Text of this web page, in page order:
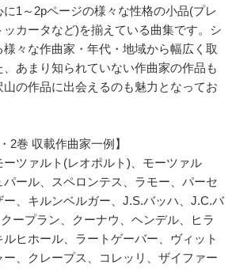
1～2pページの様々な性格の小品(プレ
ッカータなど)を揃えている曲集です。シ
様々な作曲家・年代・地域から幅広く取
、あまり知られていない作曲家の作品も
の作品に出会えるのも魅力となってお
2巻 収載作曲家一例】
ツァルト(レオポルト)、モーツァル
パール、スペロンテス、ラモー、パーセ
ー、キルンベルガー、J.S.バッハ、J.C.バ
ープラン、クーナウ、ヘンデル、ヒラ
ヒホール、ラートゲーバー、ヴィット
、クレープス、コレッリ、ザイファー